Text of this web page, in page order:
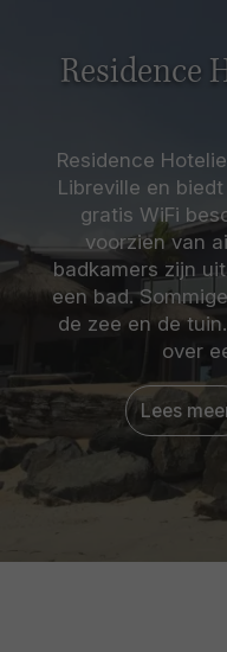
Residence
Residence
Libreville en
gratis WiFi
voorzien van
badkamers zijn
een bad.
de zee en de
over
Lees